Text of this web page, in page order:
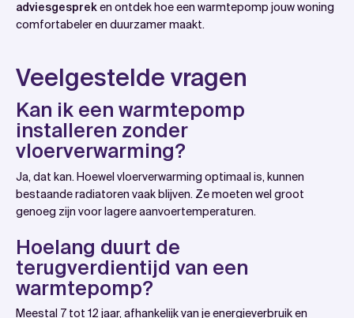
adviesgespreken ontdek hoe een warmtepomp jouw woning
comfortabeler en duurzamer maakt.
Veelgestelde vragen
Kan ik een warmtepomp
installeren zonder
vloerverwarming?
Ja, dat kan. Hoewel vloerverwarming optimaal is, kunnen
bestaande radiatoren vaak blijven. Ze moeten wel groot
genoeg zijn voor lagere aanvoertemperaturen.
Hoelang duurt de
terugverdientijd van een
warmtepomp?
Meestal 7 tot 12 jaar, afhankelijk van je energieverbruik en